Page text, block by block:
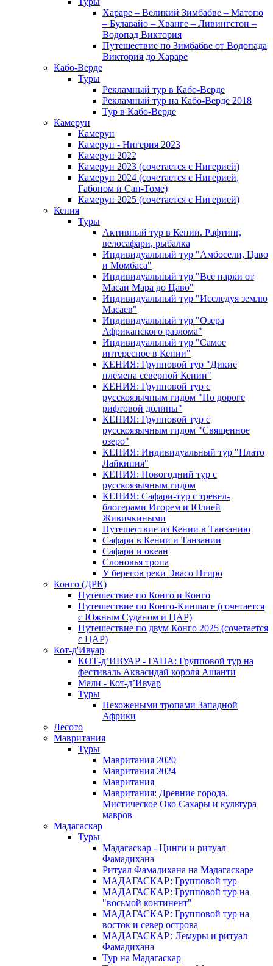
Хараре – Великий Зимбабве – Матопо
– Булавайо – Хванге – Ливингстон –
Водопад Виктория
Путешествие по Зимбабве от Водопада
Виктория до Хараре
Кабо-Верде
Туры
Рекламный тур в Кабо-Верде
Рекламный тур на Кабо-Верде 2018
Тур в Кабо-Верде
Камерун
Камерун
Камерун - Нигерия 2023
Камерун 2022
Камерун 2023 (сочетается с Нигерией)
Камерун 2024 (сочетается с Нигерией,
Габоном и Сан-Томе)
Камерун 2025 (сочетается с Нигерией)
Кения
Туры
Активный тур в Кении. Рафтинг,
велосафари, рыбалка
Индивидуальный тур "Амбосели, Цаво
и Момбаса"
Индивидуальный тур "Все парки от
Масаи Мара до Цаво"
Индивидуальный тур "Исследуя землю
Масаев"
Индивидуальный тур "Озера
Африканского разлома"
Индивидуальный тур "Самое
интересное в Кении"
КЕНИЯ: Групповой тур "Дикие
племена северной Кении"
КЕНИЯ: Групповой тур с
русскоязычным гидом "По дороге
рифтовой долины"
КЕНИЯ: Групповой тур с
русскоязычным гидом "Священное
озеро"
КЕНИЯ: Индивидуальный тур "Плато
Лайкипия"
КЕНИЯ: Новогодний тур с
русскоязычным гидом
КЕНИЯ: Сафари-тур с тревел-
блогерами Игорем и Юлией
Живичкиными
Путешествие из Кении в Танзанию
Сафари в Кении и Танзании
Сафари и океан
Слоновья тропа
У берегов реки Эвасо Нгиро
Конго (ДРК)
Путешествие по Конго и Конго
Путешествие по Конго-Киншасе (сочетается
с Южным Суданом и ЦАР)
Путешествие по двум Конго 2025 (сочетается
с ЦАР)
Кот-д'Ивуар
КОТ-д’ИВУАР - ГАНА: Групповой тур на
фестиваль Аквасидай короля Ашанти
Мали - Кот-д’Ивуар
Туры
Нехожеными тропами Западной
Африки
Лесото
Мавритания
Туры
Мавритания 2020
Мавритания 2024
Мавритания
Мавритания: Древние города,
Мистическое Око Сахары и культура
мавров
Мадагаскар
Туры
Мадагаскар - Цинги и ритуал
Фамадихана
Ритуал Фамадихана на Мадагаскаре
МАДАГАСКАР: Групповой тур
МАДАГАСКАР: Групповой тур на
"восьмой континент"
МАДАГАСКАР: Групповой тур на
восток и север острова
МАДАГАСКАР: Лемуры и ритуал
Фамадихана
Тур на Мадагаскар